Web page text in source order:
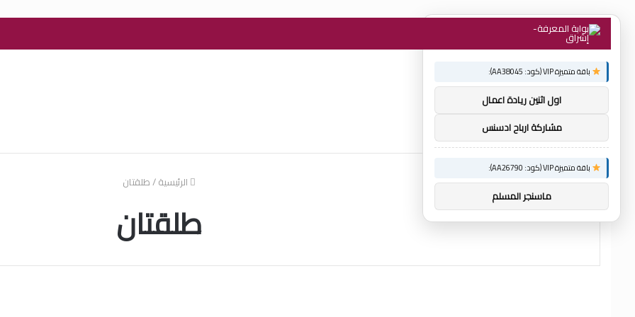
الرئيسية/طلقتان
طلقتان
توصيات :
باقة متميزة VIP (كود: AA38045):
اول اثنين ريادة اعمال
مشاركة ارباح ادسنس
باقة متميزة VIP (كود: AA26790):
ماسنجر المسلم